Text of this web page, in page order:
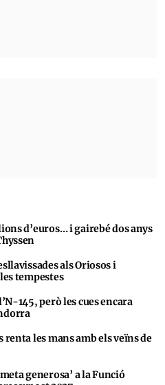
d’euros… i gairebé dos anys
als Oriosos i
tempestes
145, però les cues encara
les mans amb els veïns de
generosa’ a la Funció